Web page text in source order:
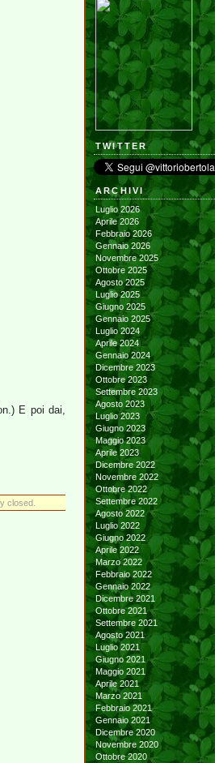
E poi dai,
closed.
TWITTER
ARCHIVI
Luglio 2026
Aprile 2026
Febbraio 2026
Gennaio 2026
Novembre 2025
Ottobre 2025
Agosto 2025
Luglio 2025
Giugno 2025
Gennaio 2025
Luglio 2024
Aprile 2024
Gennaio 2024
Dicembre 2023
Ottobre 2023
Settembre 2023
Agosto 2023
Luglio 2023
Giugno 2023
Maggio 2023
Aprile 2023
Dicembre 2022
Novembre 2022
Ottobre 2022
Settembre 2022
Agosto 2022
Luglio 2022
Giugno 2022
Aprile 2022
Marzo 2022
Febbraio 2022
Gennaio 2022
Dicembre 2021
Ottobre 2021
Settembre 2021
Agosto 2021
Luglio 2021
Giugno 2021
Maggio 2021
Aprile 2021
Marzo 2021
Febbraio 2021
Gennaio 2021
Dicembre 2020
Novembre 2020
Ottobre 2020